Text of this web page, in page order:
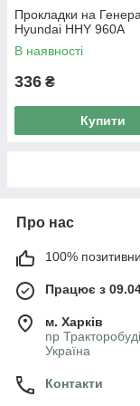
Прокладки на
Hyundai HHY 960A
В наявності
336 ₴
Купити
Про нас
100%
Працює з
м. Харків
пр
Україна
Контакти